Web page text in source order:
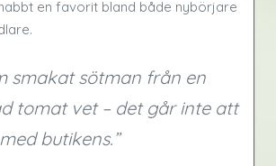
en favorit bland både nybörjare
smakat sötman från en
tomat vet – det går inte att
butikens.”